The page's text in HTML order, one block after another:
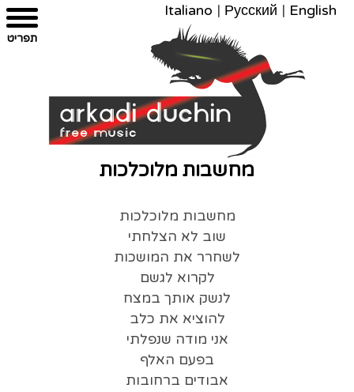
מפת
הצהרת
עבור
צרו
English
|
Русский
|
Italiano
מחשבות מלוכלכות
מחשבות מלוכלכות
שוב לא הצלחתי
לשחרר את המושכות
‏לקרוא לגשם
לנשק אותך במצח
להוציא את כלב
אני מודה שנפלתי
בפעם האלף
אבודים ברחובות
תפריט